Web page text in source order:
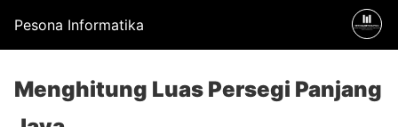
Pesona Informatika
Menghitung Luas Persegi Panjang